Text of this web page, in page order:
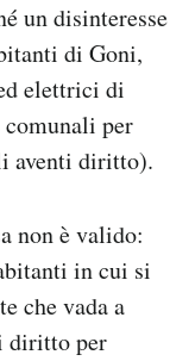
un disinteresse
di Goni,
elettrici di
per
aventi diritto).
non è valido:
in cui si
che vada a
diritto per